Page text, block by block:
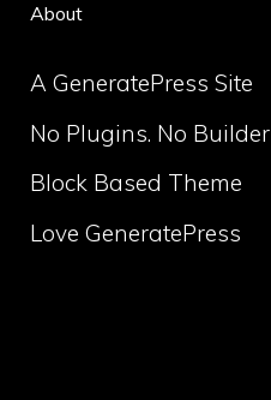
About
A GeneratePress Site
No Plugins. No Builder
Block Based Theme
Love GeneratePress